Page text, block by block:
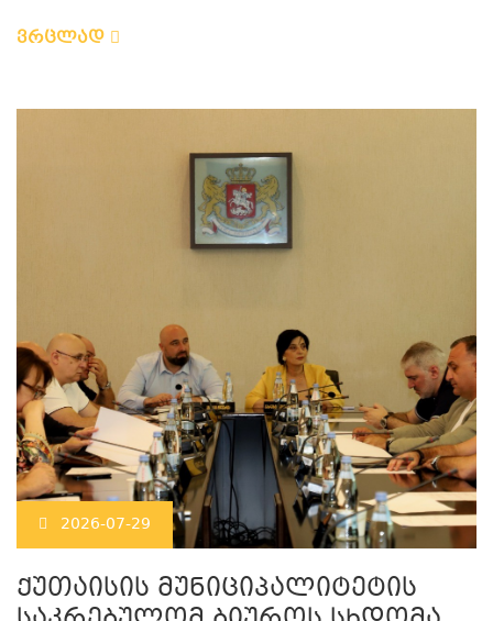
ვრცლად
2026-07-29
ქუთაისის მუნიციპალიტეტის